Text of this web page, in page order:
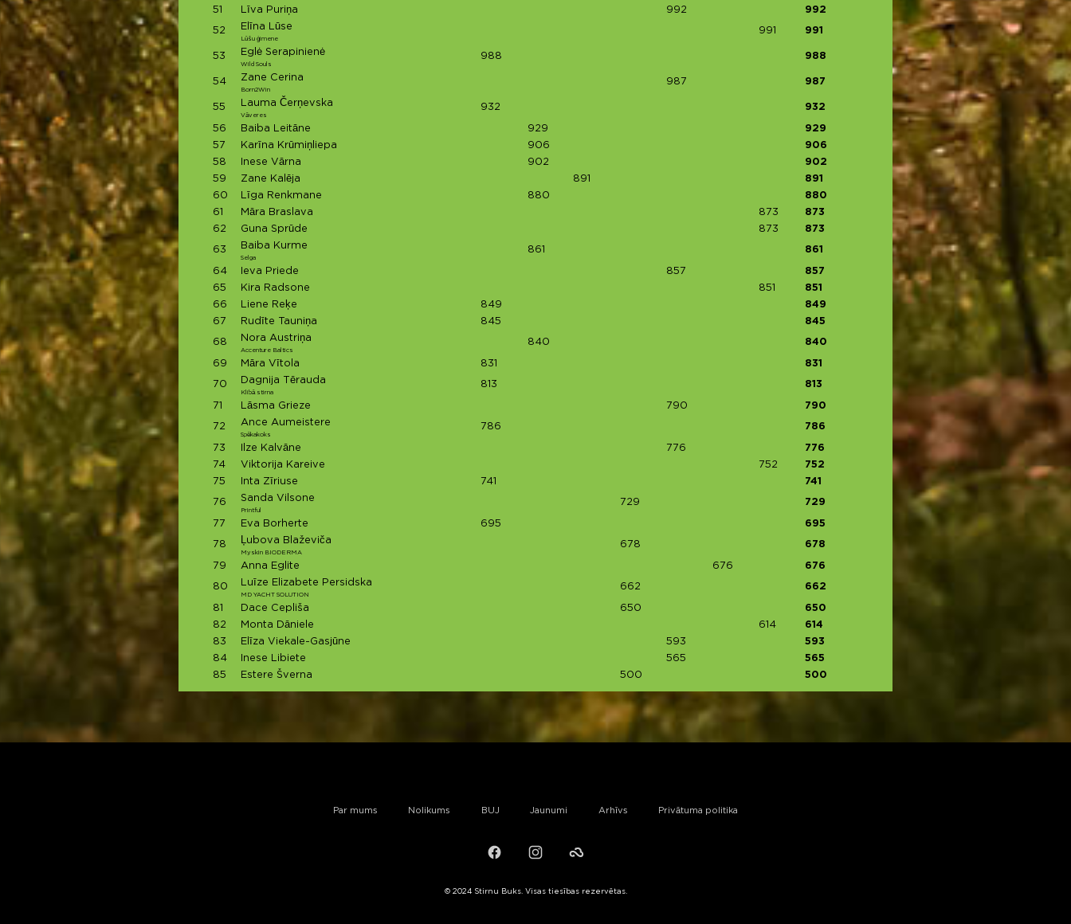
51 Līva Puriņa 992 992
52 Elīna Lūse
Lūšu ģimene
991 991
53 Eglė Serapinienė
Wild Souls
988 988
54 Zane Cerina
Born2Win
987 987
55 Lauma Čerņevska
Vāveres
932 932
56 Baiba Leitāne 929
929
57
Karīna Krūmiņliepa 906
906
58
Inese Vārna 902
902
59
Zane Kalēja 891
891
60
Līga Renkmane 880
880
61
Māra Braslava 873
873
62
Guna Sprūde 873 873
63 Baiba Kurme
Selga
861 861
64 Ieva Priede 857
857
65
Kira Radsone 851
851
66
Liene Reķe 849
849
67
Rudīte Tauniņa 845 845
68 Nora Austriņa
Accenture Baltics
840 840
69 Māra Vītola 831 831
70 Dagnija Tērauda
Klibā stirna
813 813
71 Lāsma Grieze 790 790
72 Ance Aumeistere
Spēkakoks
786 786
73 Ilze Kalvāne 776
776
74
Viktorija Kareive 752
752
75
Inta Zīriuse 741 741
76 Sanda Vilsone
Printful
729 729
77 Eva Borherte 695 695
78 Ļubova Blaževiča
Myskin BIODERMA
678 678
79 Anna Eglite 676 676
80 Luīze Elizabete Persidska
MD YACHT SOLUTION
662 662
81 Dace Cepliša 650
650
82
Monta Dāniele 614
614
83
Elīza Viekale-Gasjūne 593
593
84
Inese Libiete 565
565
85
Estere Šverna 500 500
Par mums Nolikums BUJ Jaunumi Arhīvs Privātuma politika
FacebookInstagramFailiem.lv
© 2024 Stirnu Buks. Visas tiesības rezervētas.